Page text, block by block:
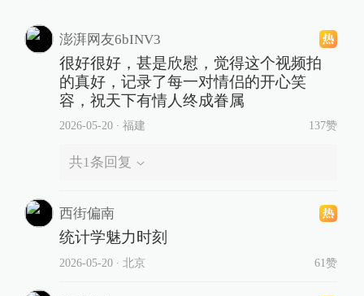
澎湃网友6bINV3
很好很好，甚是欣慰，觉得这个视频拍
的真好，记录了每一对情侣的开心笑
容，祝天下有情人终成眷属
2026-05-20∙ 福建 137赞
共1条回复
西街偏南
统计学魅力时刻
2026-05-20∙ 北京 61赞